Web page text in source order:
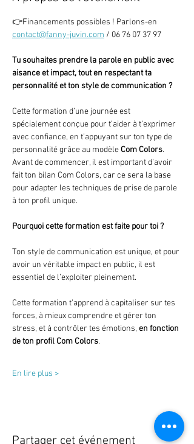
👉Financements possibles ! Parlons-en
contact@fanny-juvin.com / 06 76 07 37 97
Tu souhaites prendre la parole en public avec
aisance et impact, tout en respectant ta
personnalité et ton style de communication ?
Cette formation d’une journée est
spécialement conçue pour t’aider à t’exprimer
avec confiance, en t’appuyant sur ton type de
personnalité grâce au modèle Com Colors.
Avant de commencer, il est important d’avoir
fait ton bilan Com Colors, car ce sera la base
pour adapter les techniques de prise de parole
à ton profil unique.
Pourquoi cette formation est faite pour toi ?
Ton style de communication est unique, et pour
avoir un véritable impact en public, il est
essentiel de l’exploiter pleinement.
Cette formation t’apprend à capitaliser sur tes
forces, à mieux comprendre et gérer ton
stress, et à contrôler tes émotions, en fonction
de ton profil Com Colors.
En lire plus >
Partager cet événement